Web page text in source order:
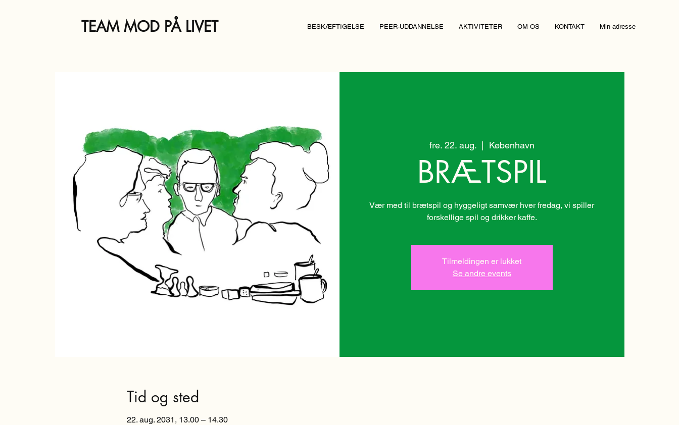
TEAM MOD PÅ LIVET BESKÆFTIGELSE PEER-UDDANNELSE AKTIVITETER OM OS KONTAKT Min adresse
fre. 22. aug.
  |
København
BRÆTSPIL
Vær med til brætspil og hyggeligt samvær hver fredag, vi spiller
forskellige spil og drikker kaffe.
Tilmeldingen er lukket
Se andre events
Tid og sted
22. aug. 2031, 13.00 – 14.30